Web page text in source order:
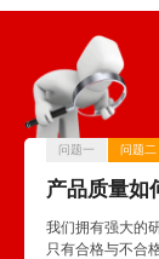
问题一 问题二
产品质量如
我们拥有强大的
只有合格与不合